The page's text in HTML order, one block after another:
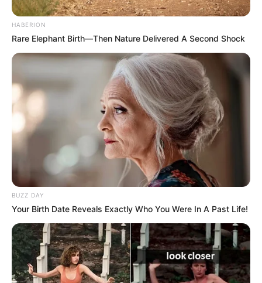
HABERION
Rare Elephant Birth—Then Nature Delivered A Second Shock
BUZZ DAY
Your Birth Date Reveals Exactly Who You Were In A Past Life!